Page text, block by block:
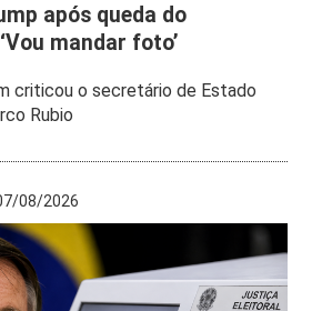
após queda do
mandar foto’
criticou o secretário de Estado
Rubio
08/2026